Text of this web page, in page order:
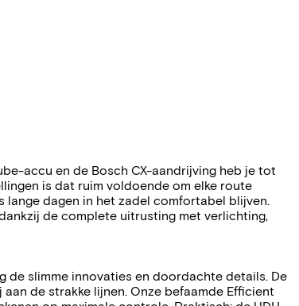
accu en de Bosch CX-aandrijving heb je tot
is dat ruim voldoende om elke route
dagen in het zadel comfortabel blijven.
de complete uitrusting met verlichting,
de slimme innovaties en doordachte details. De
de strakke lijnen. Onze befaamde Efficient